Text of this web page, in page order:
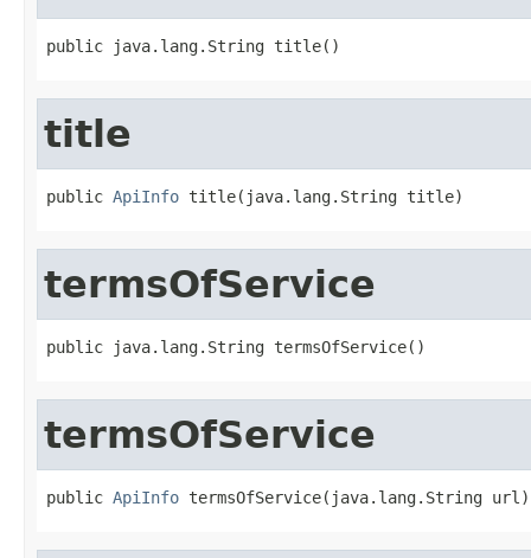
public java.lang.String title()
title
public ApiInfo title(java.lang.String title)
termsOfService
public java.lang.String termsOfService()
termsOfService
public ApiInfo termsOfService(java.lang.String url)